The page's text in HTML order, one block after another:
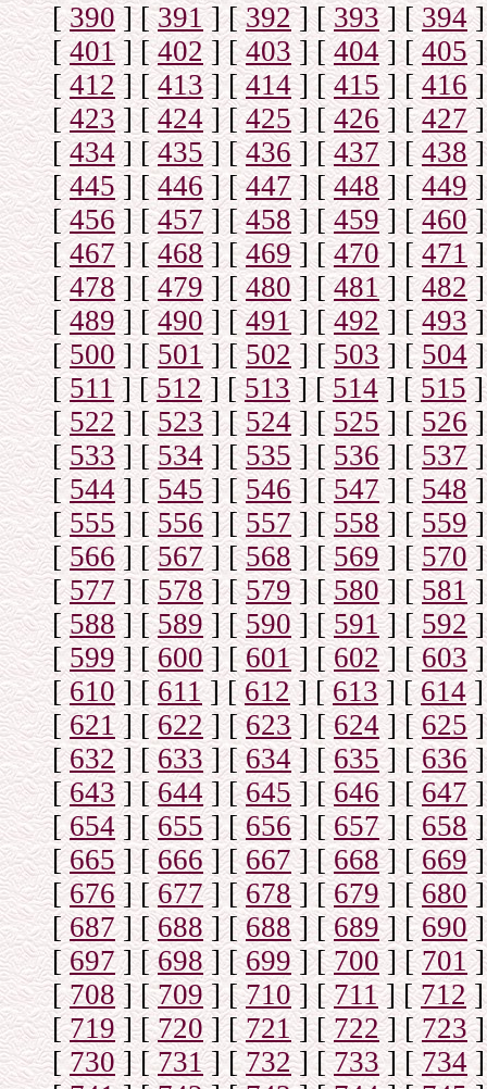
[390] [391] [392] [393] [394]
[401] [402] [403] [404] [405]
[412] [413] [414] [415] [416]
[423] [424] [ 425] [426] [427]
[434] [435] [436] [437] [438]
[445] [446] [447] [448] [449]
[456] [457] [458] [459] [460]
[467] [468] [469] [470] [471]
[478] [479] [480] [481] [482]
[489] [490] [491] [492] [493]
[500] [501] [502] [503] [504]
[511] [512] [513] [514] [515]
[522] [523] [524] [525] [526]
[533] [534] [535] [536] [537]
[544] [545] [546] [547] [ 548]
[555] [556] [557] [558] [559]
[566] [567] [568] [569] [570]
[577] [578] [579] [580] [581]
[588] [589] [590] [591] [592]
[599] [600] [601] [602] [603]
[610] [611] [612] [613] [614]
[621] [622] [623] [624] [ 625]
[632] [633] [634] [635] [636]
[643] [644] [645] [646] [647]
[654] [655] [656] [657] [658]
[665] [666] [667] [668] [669]
[676] [677] [678] [679] [ 680]
[687] [688] [688] [689] [690]
[697] [698] [699] [700] [701]
[708] [709] [710] [711] [712]
[719] [720] [721] [722] [723]
[730] [731] [732] [733] [734]